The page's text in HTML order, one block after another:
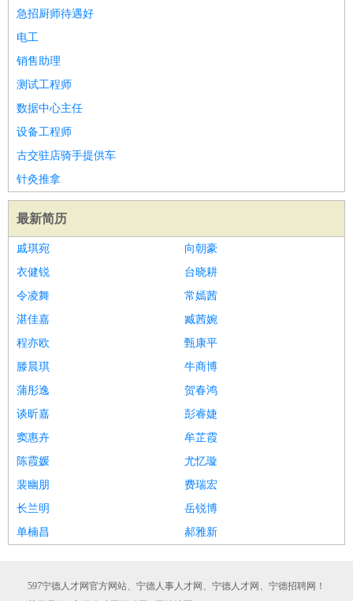
急招厨师待遇好
电工
销售助理
测试工程师
数据中心主任
设备工程师
古交驻店骑手提供车
针灸推拿
最新简历
戚琪宛
向朝豪
衣健锐
台晓耕
令凌舞
常嫣茜
湛佳嘉
臧茜婉
程亦欧
甄康平
滕晨琪
牛商博
蒲彤逸
贺春鸿
谈昕嘉
彭睿婕
窦惠卉
牟芷霞
陈霞媛
尤忆璇
裴幽朋
费瑞宏
长兰明
岳锐博
单楠昌
郝雅新
597宁德人才网官方网站、宁德人事人才网、宁德人才网、宁德招聘网！